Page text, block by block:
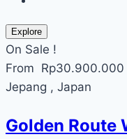
Explore
On Sale !
From Rp30.900.000
Jepang , Japan
Golden Route